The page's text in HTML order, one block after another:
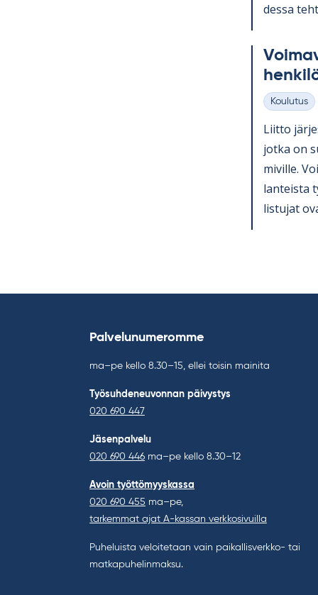
dessa
Kategoriat
Koulutus
Liitto
jotka on
mi­ville.
lan­teista
lis­tu­jat
Palvelunumeromme
ma–pe kello 8.30–15, ellei toisin mainita
Työsuhdeneuvonnan päivystys
020 690 447
Jäsenpalvelu
020 690 446 ma–pe kello 8.30–12
Avoin työttömyyskassa
020 690 455 ma–pe,
tarkemmat ajat A-kassan verkkosivuilla
Puheluista veloitetaan vain paikallisverkko- tai
matkapuhelinmaksu.